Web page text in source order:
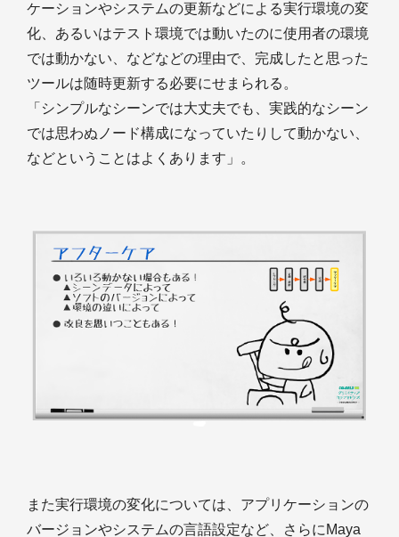
ケーションやシステムの更新などによる実行環境の変
化、あるいはテスト環境では動いたのに使用者の環境
では動かない、などなどの理由で、完成したと思った
ツールは随時更新する必要にせまられる。
「シンプルなシーンでは大丈夫でも、実践的なシーン
では思わぬノード構成になっていたりして動かない、
などということはよくあります」。
また実行環境の変化については、アプリケーションの
バージョンやシステムの言語設定など、さらにMaya